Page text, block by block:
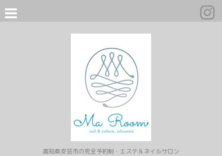
高知県安芸市の完全予約制・エステ＆ネイルサロン